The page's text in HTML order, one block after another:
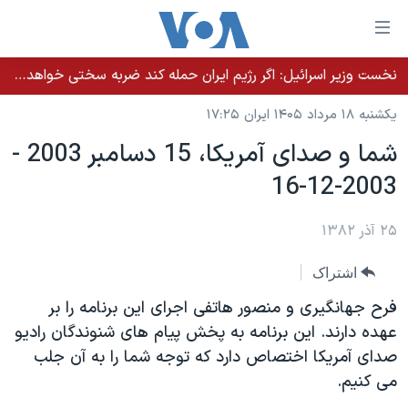
لینکهای
قابل
دسترسی
جهش
محتوای
اصلی
به
اصلی
جهش
به
جستجو
خانه
نسخه سبک وب‌سایت
موضوع ها
ایران
آمریکا
گزیده‌ها
ویژه برنامه‌ها
ویدیوها
برنامه های تلویزیونی
جدول برنامه ها
صفحه‌های ویژه
عملیات خشم حماسی
۲۵۰سالگی آمریکا
بایگانی برنامه‌های تلویزیونی
فرکانس‌های صدای آمریکا
پخش رادیویی
یادگیری زبان انگلیسی
نخست وزیر اسرائيل: اگر رژیم ایران حمله کند ضربه سختی خواهد خورد
یکشنبه ۱۸ مرداد ۱۴۰۵ ایران ۱۷:۲۵
شما و صدای آمريکا، 15 دسامبر 2003 -
2003-12-16
۲۵ آذر ۱۳۸۲
اشتراک
فرح جهانگيری و منصور هاتفی اجرای اين برنامه را بر
عهده دارند. اين برنامه به پخش پيام های شنوندگان راديو
صدای آمريکا اختصاص دارد که توجه شما را به آن جلب
می کنيم.